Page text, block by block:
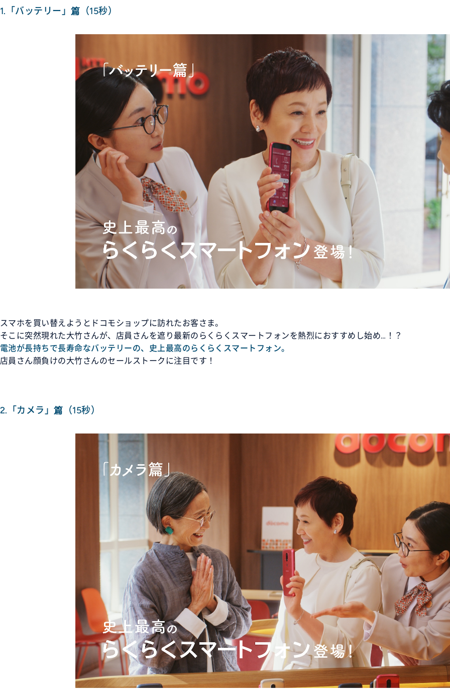
1.「バッテリー」篇（15秒）
スマホを買い替えようとドコモショップに訪れたお客さま。
そこに突然現れた大竹さんが、店員さんを遮り最新のらくらくスマートフォンを熱烈におすすめし始め…！？
電池が長持ちで長寿命なバッテリーの、史上最高のらくらくスマートフォン。
店員さん顔負けの大竹さんのセールストークに注目です！
2.「カメラ」篇（15秒）